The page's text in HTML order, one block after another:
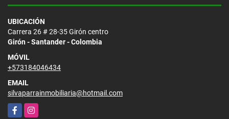
UBICACIÓN
Carrera 26 # 28-35 Girón centro
Girón - Santander - Colombia
MÓVIL
+573184046434
EMAIL
silvaparrainmobiliaria@hotmail.com
FacebookInstagram